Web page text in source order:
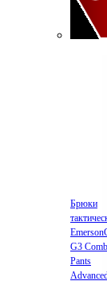
Брюки
G3
Pants